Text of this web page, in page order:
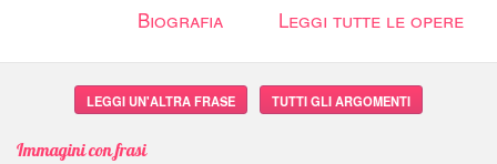
Biografia Leggi tutte le opere
LEGGI UN'ALTRA FRASE TUTTI GLI ARGOMENTI
Immagini con frasi